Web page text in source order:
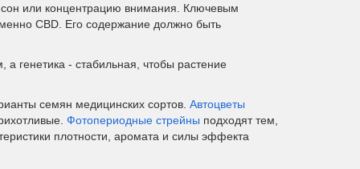
сон или концентрацию внимания. Ключевым
CBD. Его содержание должно быть
генетика - стабильная, чтобы растение
семян медицинских сортов. Автоцветы
Фотопериодные стрейны подходят тем,
плотности, аромата и силы эффекта